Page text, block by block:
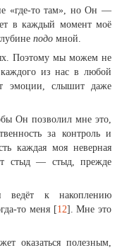
«где-то там», но Он —
в каждый момент моё
подо мной.
Поэтому мы можем не
из нас в любой
эмоции, слышит даже
Он позволил мне это,
за контроль и
каждая моя неверная
стыд — стыд, прежде
ведёт к накоплению
то меня [12]. Мне это
оказаться полезным,